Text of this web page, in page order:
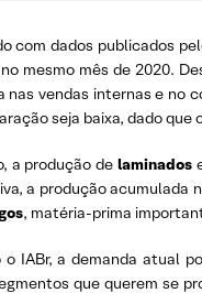
com dados publicados
mesmo mês de 2020.
vendas internas e no
seja baixa, dado
a produção de laminados
a produção acumulada
, matéria-prima
o IABr, a demanda atual
que querem se